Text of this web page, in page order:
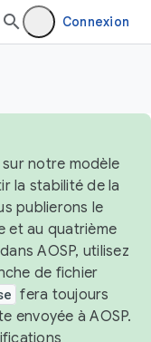
Connexion
notre modèle
la stabilité de la
publierons le
et au quatrième
AOSP, utilisez
de fichier
fera toujours
envoyée à AOSP.